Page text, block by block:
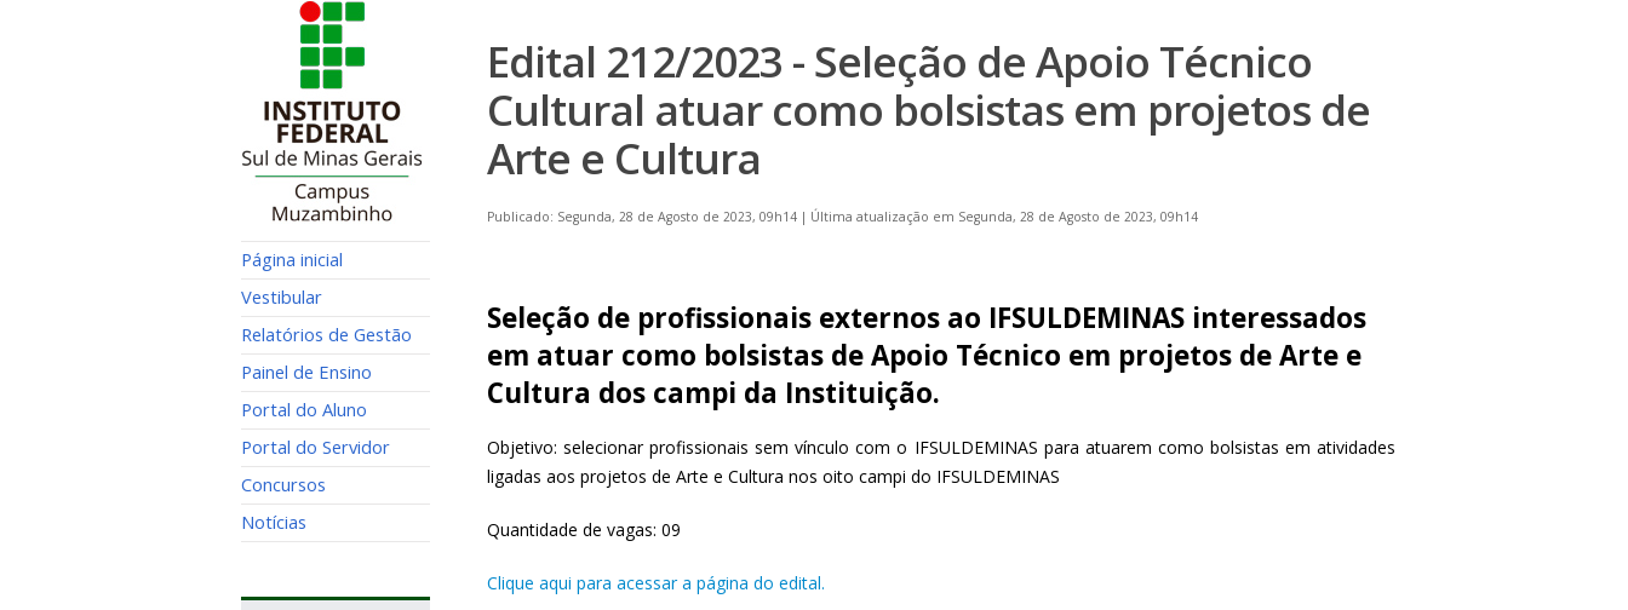
Página inicial
Vestibular
Relatórios de Gestão
Painel de Ensino
Portal do Aluno
Portal do Servidor
Concursos
Notícias
Edital 212/2023 - Seleção de Apoio Técnico
Cultural atuar como bolsistas em projetos de
Arte e Cultura
Publicado: Segunda, 28 de Agosto de 2023, 09h14 | Última atualização em Segunda, 28 de Agosto de 2023, 09h14
Seleção de profissionais externos ao IFSULDEMINAS interessados
em atuar como bolsistas de Apoio Técnico em projetos de Arte e
Cultura dos campi da Instituição.
Objetivo: selecionar profissionais sem vínculo com o IFSULDEMINAS para atuarem como bolsistas em atividades
ligadas aos projetos de Arte e Cultura nos oito campi do IFSULDEMINAS
Quantidade de vagas: 09
Clique aqui para acessar a página do edital.